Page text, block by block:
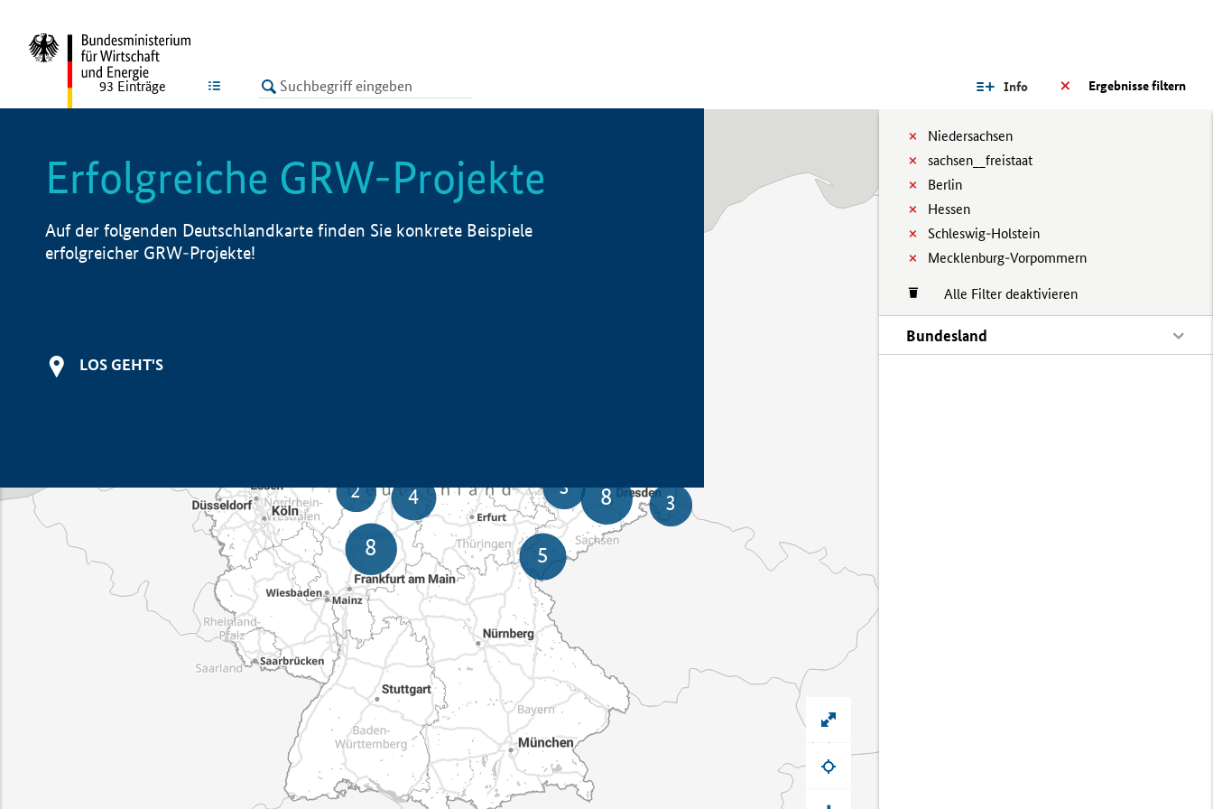
LISTE Ergebnisse filtern
Info
Niedersachsen
sachsen__freistaat
Berlin
Hessen
Schleswig-Holstein
Mecklenburg-Vorpommern
Alle Filter deaktivieren
Bundesland
93 Einträge
Erfolgreiche GRW-Projekte
Auf der folgenden Deutschlandkarte finden Sie konkrete Beispiele
erfolgreicher GRW-Projekte!
LOS GEHT'S